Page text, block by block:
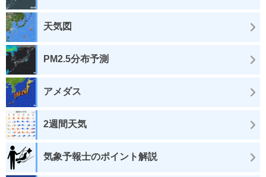
天気図
PM2.5分布予測
アメダス
2週間天気
気象予報士のポイント解説